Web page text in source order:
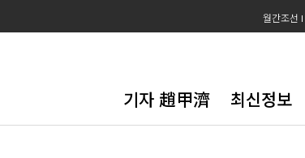
월간조선
기자 趙甲濟 최신정보